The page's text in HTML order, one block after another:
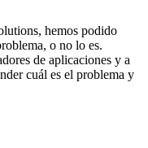
hemos podido
o no lo es.
de aplicaciones y a
cuál es el problema y